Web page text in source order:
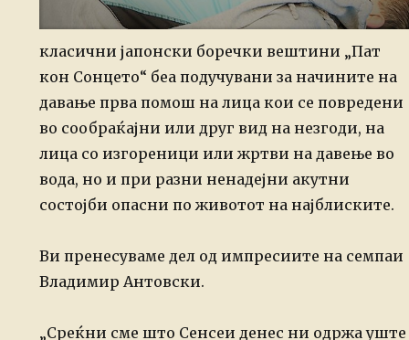
класични јапонски боречки вештини „Пат
кон Сонцето“ беа подучувани за начините на
давање прва помош на лица кои се повредени
во сообраќајни или друг вид на незгоди, на
лица со изгореници или жртви на давење во
вода, но и при разни ненадејни акутни
состојби опасни по животот на најблиските.
Ви пренесуваме дел од импресиите на семпаи
Владимир Антовски.
„Среќни сме што Сенсеи денес ни одржа уште